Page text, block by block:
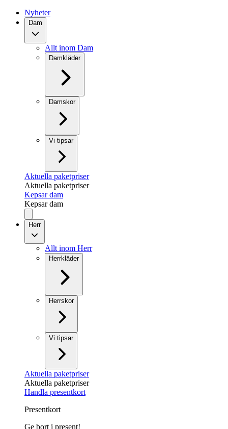
Nyheter
Dam
Allt inom Dam
Damkläder
Damskor
Vi tipsar
Aktuella paketpriser
Aktuella paketpriser
Kepsar dam
Kepsar dam
Herr
Allt inom Herr
Herrkläder
Herrskor
Vi tipsar
Aktuella paketpriser
Aktuella paketpriser
Handla presentkort
Presentkort
Ge bort i present!